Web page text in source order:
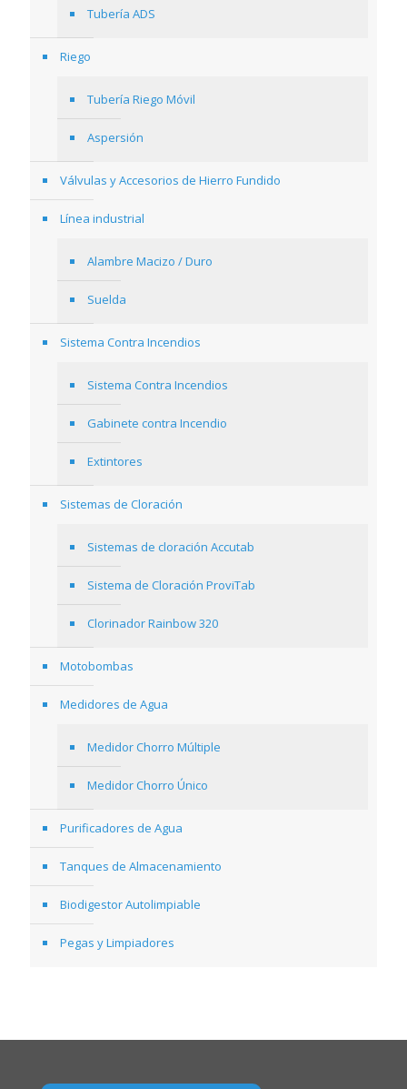
Tubería ADS
Riego
Tubería Riego Móvil
Aspersión
Válvulas y Accesorios de Hierro Fundido
Línea industrial
Alambre Macizo / Duro
Suelda
Sistema Contra Incendios
Sistema Contra Incendios
Gabinete contra Incendio
Extintores
Sistemas de Cloración
Sistemas de cloración Accutab
Sistema de Cloración ProviTab
Clorinador Rainbow 320
Motobombas
Medidores de Agua
Medidor Chorro Múltiple
Medidor Chorro Único
Purificadores de Agua
Tanques de Almacenamiento
Biodigestor Autolimpiable
Pegas y Limpiadores